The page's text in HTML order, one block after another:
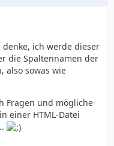
ich werde dieser
die Spaltennamen der
also sowas wie
Fragen und mögliche
einer HTML-Datei